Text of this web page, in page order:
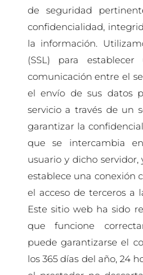
de seguridad
confidencialidad,
la información.
(SSL) para
comunicación entre el
el envío de sus datos
servicio a través de un
garantizar la
que se intercambia
usuario y dicho
establece una conexión
el acceso de terceros a
Este sitio web ha sido
que funcione
puede garantizarse el
los 365 días del año, 24